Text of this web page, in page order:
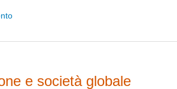
e società globale